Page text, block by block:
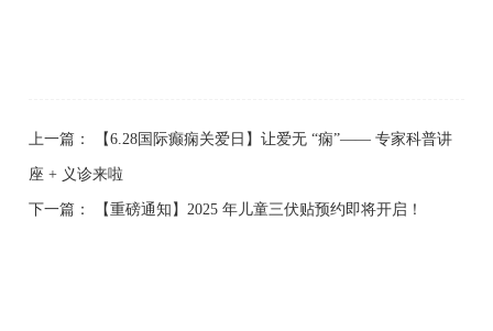
上一篇： 【6.28国际癫痫关爱日】让爱无 “痫”—— 专家科普讲
座 + 义诊来啦
下一篇： 【重磅通知】2025 年儿童三伏贴预约即将开启！